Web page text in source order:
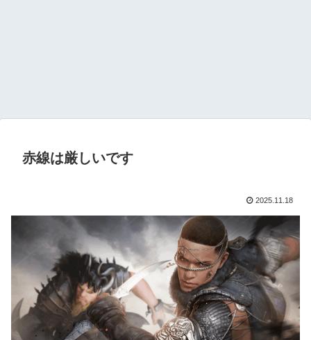
赤線は厳しいです
2025.11.18